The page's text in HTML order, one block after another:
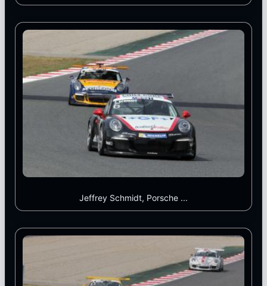
Jeffrey Schmidt, Porsche ...